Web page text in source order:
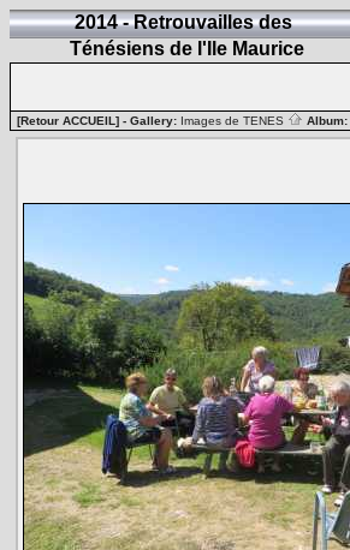
2014 - Retrouvailles des
Ténésiens de l'Ile Maurice
[Retour ACCUEIL] - Gallery: Images de TENES Album: